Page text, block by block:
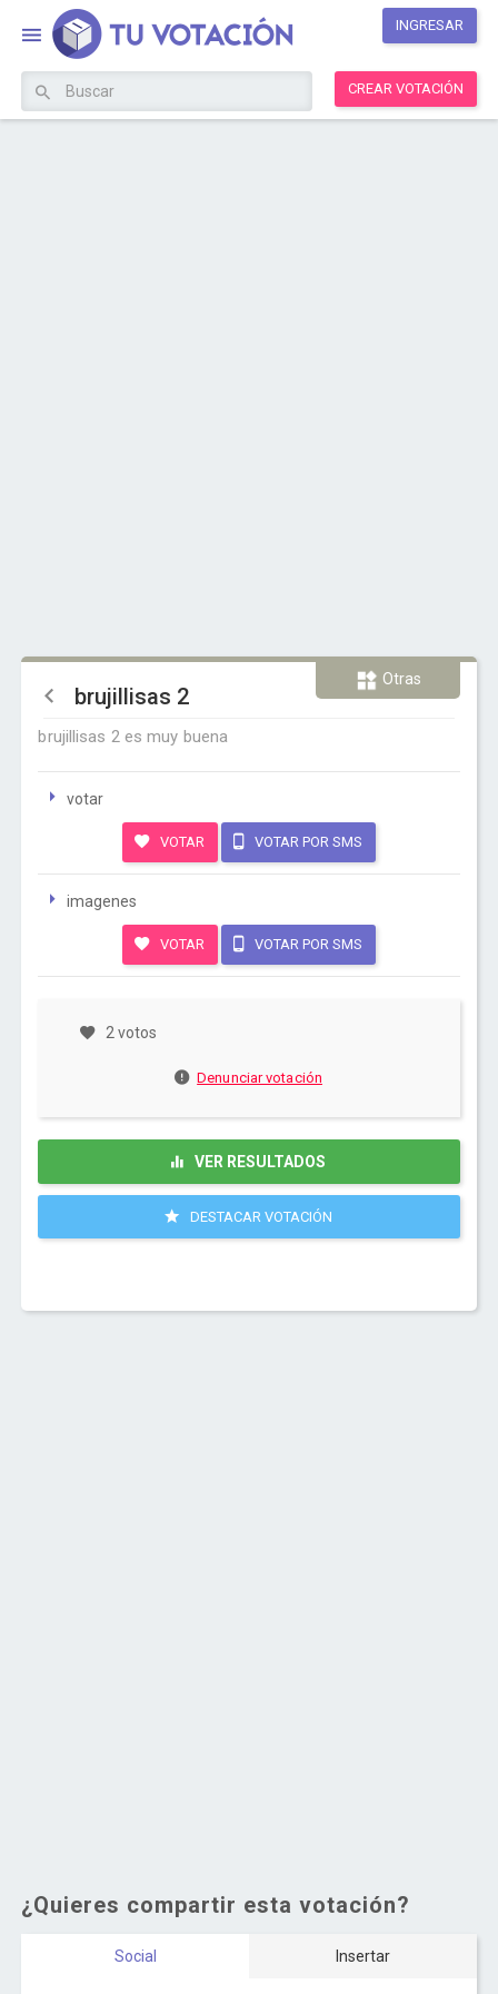
INGRESAR
CREAR VOTACIÓN
Otras
brujillisas 2
brujillisas 2 es muy buena
votar
VOTAR VOTAR POR SMS
imagenes
VOTAR VOTAR POR SMS
2 votos
Denunciar votación
VER RESULTADOS
DESTACAR VOTACIÓN
¿Quieres compartir esta votación?
Social Insertar